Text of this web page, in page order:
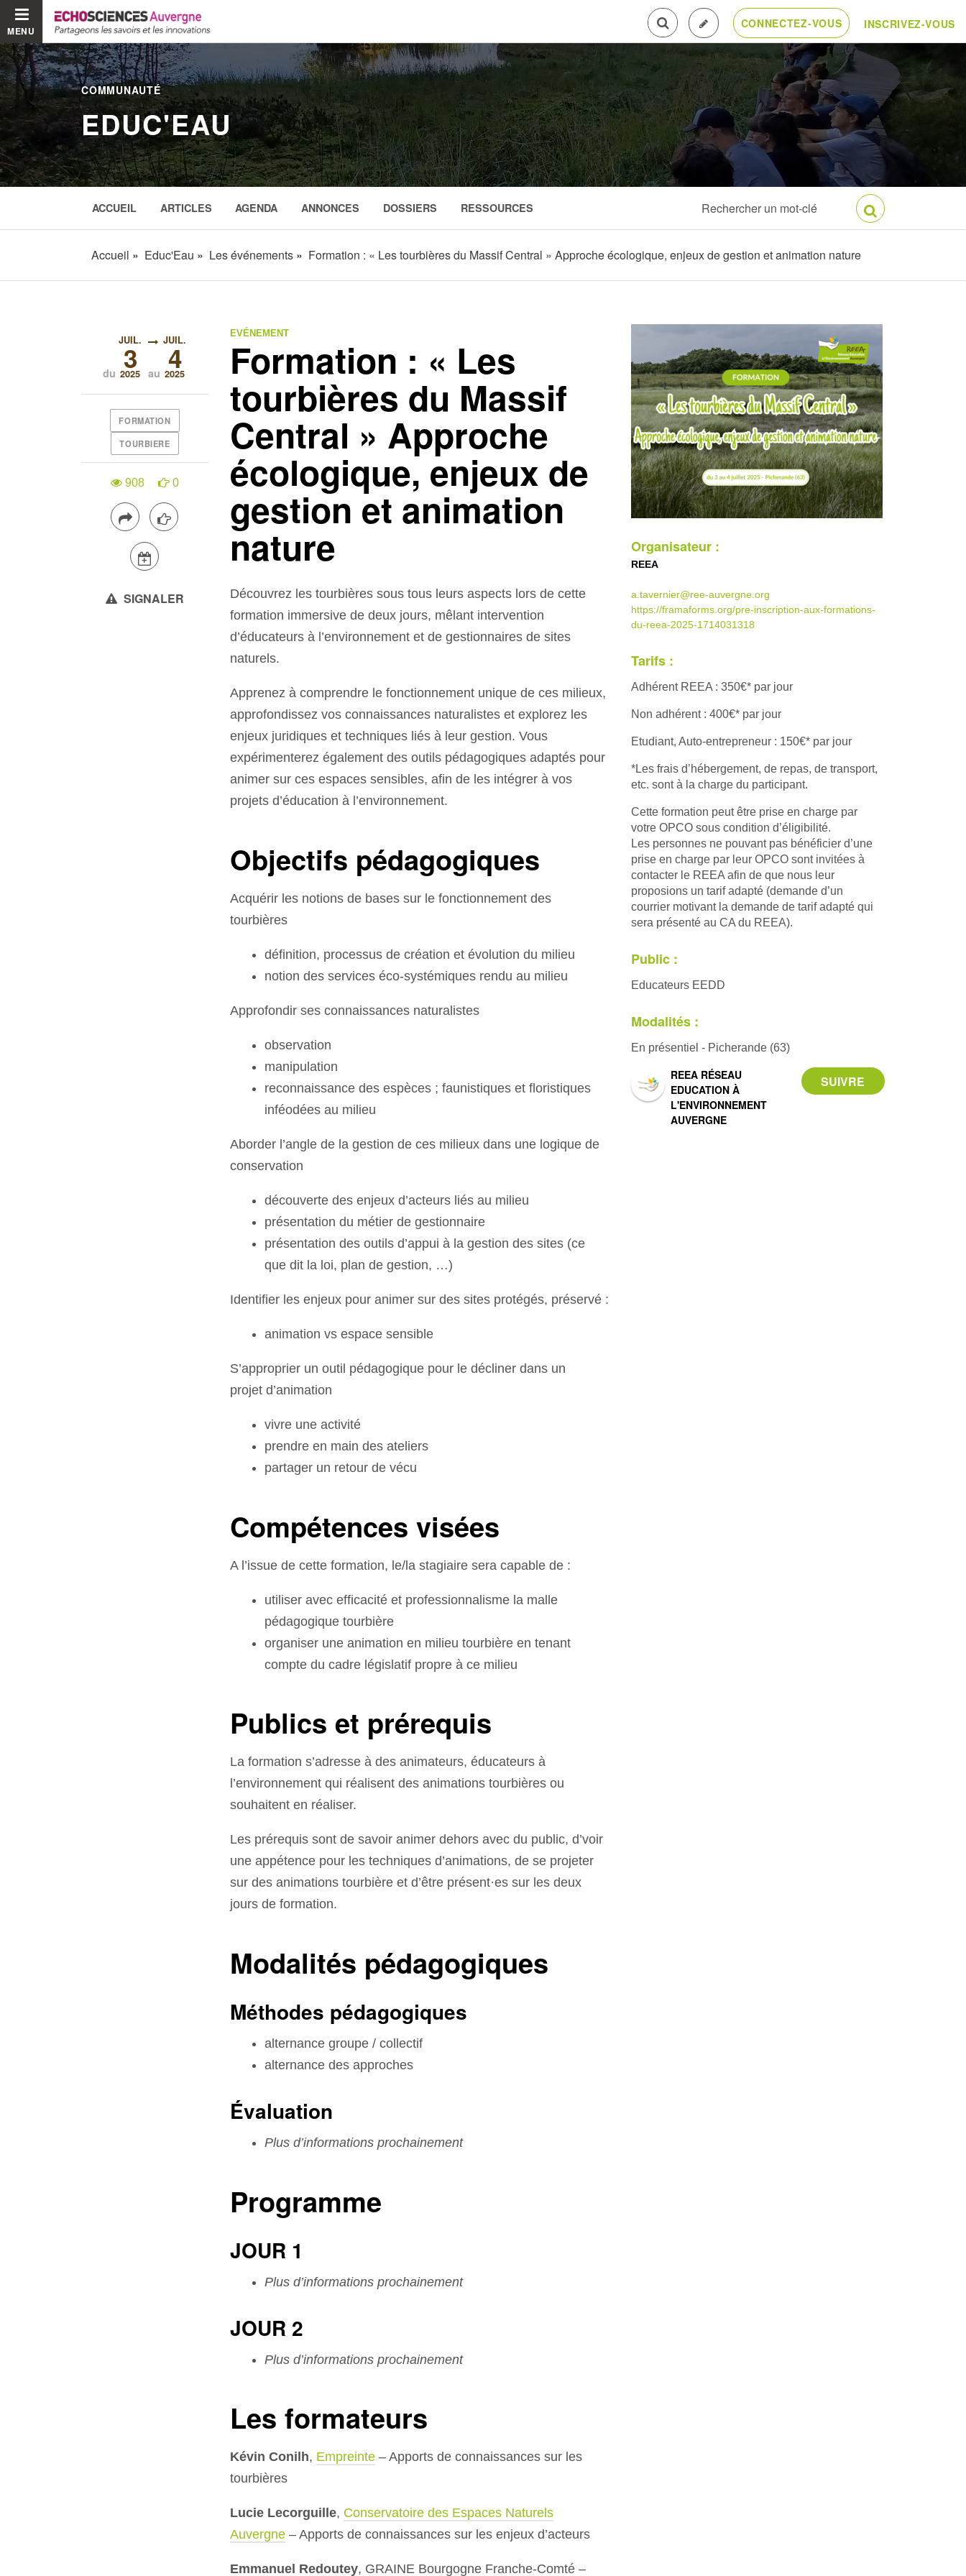
MENU
CONNECTEZ-VOUS INSCRIVEZ-VOUS
COMMUNAUTÉ
EDUC'EAU
ACCUEIL ARTICLES AGENDA ANNONCES DOSSIERS RESSOURCES
Accueil Educ'Eau Les événements Formation : « Les tourbières du Massif Central » Approche écologique, enjeux de gestion et animation nature
EVÉNEMENT
Formation : « Les
tourbières du Massif
Central » Approche
écologique, enjeux de
gestion et animation
nature
Découvrez les tourbières sous tous leurs aspects lors de cette
formation immersive de deux jours, mêlant intervention
d’éducateurs à l’environnement et de gestionnaires de sites
naturels.
Apprenez à comprendre le fonctionnement unique de ces milieux,
approfondissez vos connaissances naturalistes et explorez les
enjeux juridiques et techniques liés à leur gestion. Vous
expérimenterez également des outils pédagogiques adaptés pour
animer sur ces espaces sensibles, afin de les intégrer à vos
projets d’éducation à l’environnement.
Objectifs pédagogiques
Acquérir les notions de bases sur le fonctionnement des
tourbières
définition, processus de création et évolution du milieu
notion des services éco-systémiques rendu au milieu
Approfondir ses connaissances naturalistes
observation
manipulation
reconnaissance des espèces ; faunistiques et floristiques
inféodées au milieu
Aborder l’angle de la gestion de ces milieux dans une logique de
conservation
découverte des enjeux d’acteurs liés au milieu
présentation du métier de gestionnaire
présentation des outils d’appui à la gestion des sites (ce
que dit la loi, plan de gestion, …)
Identifier les enjeux pour animer sur des sites protégés, préservé :
animation vs espace sensible
S’approprier un outil pédagogique pour le décliner dans un
projet d’animation
vivre une activité
prendre en main des ateliers
partager un retour de vécu
Compétences visées
A l’issue de cette formation, le/la stagiaire sera capable de :
utiliser avec efficacité et professionnalisme la malle
pédagogique tourbière
organiser une animation en milieu tourbière en tenant
compte du cadre législatif propre à ce milieu
Publics et prérequis
La formation s’adresse à des animateurs, éducateurs à
l’environnement qui réalisent des animations tourbières ou
souhaitent en réaliser.
Les prérequis sont de savoir animer dehors avec du public, d’voir
une appétence pour les techniques d’animations, de se projeter
sur des animations tourbière et d’être présent·es sur les deux
jours de formation.
Modalités pédagogiques
Méthodes pédagogiques
alternance groupe / collectif
alternance des approches
Évaluation
Plus d’informations prochainement
Programme
JOUR 1
Plus d’informations prochainement
JOUR 2
Plus d’informations prochainement
Les formateurs
Kévin Conilh, Empreinte– Apports de connaissances sur les
tourbières
Lucie Lecorguille, Conservatoire des Espaces Naturels
Auvergne– Apports de connaissances sur les enjeux d’acteurs
Emmanuel Redoutey, GRAINE Bourgogne Franche-Comté –
Organisateur :
REEA
a.tavernier@ree-auvergne.org
https://framaforms.org/pre-inscription-aux-formations-
du-reea-2025-1714031318
Tarifs :
Adhérent REEA : 350€* par jour
Non adhérent : 400€* par jour
Etudiant, Auto-entrepreneur : 150€* par jour
*Les frais d’hébergement, de repas, de transport,
etc. sont à la charge du participant.
Cette formation peut être prise en charge par
votre OPCO sous condition d’éligibilité.
Les personnes ne pouvant pas bénéficier d’une
prise en charge par leur OPCO sont invitées à
contacter le REEA afin de que nous leur
proposions un tarif adapté (demande d’un
courrier motivant la demande de tarif adapté qui
sera présenté au CA du REEA).
Public :
Educateurs EEDD
Modalités :
En présentiel - Picherande (63)
REEA RÉSEAU
EDUCATION À
L'ENVIRONNEMENT
AUVERGNE
du
JUIL.
3
2025 au
JUIL.
4
2025
FORMATION
TOURBIERE
908 0
SIGNALER